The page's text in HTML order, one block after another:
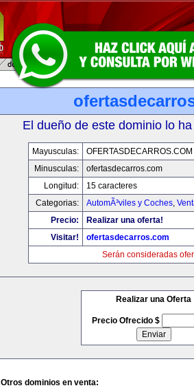
El dueño de este dominio lo
Mayusculas:
OFERTASDECARROS.COM
Minusculas:
ofertasdecarros.com
Longitud:
15 caracteres
Categorias:
AutomÃ³viles y Coches,
Precio:
Realizar una oferta!
Visitar!
ofertasdecarros.com
Serán consideradas
Realizar una Oferta
Precio Ofrecido $
Otros dominios en venta: